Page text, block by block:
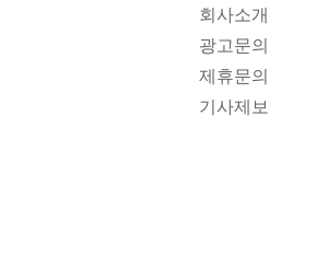
회사소개
광고문의
제휴문의
기사제보